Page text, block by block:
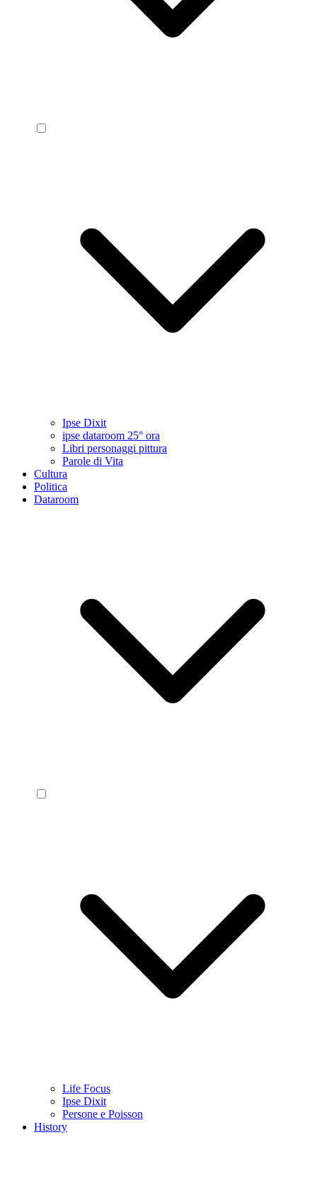
Ipse Dixit
ipse dataroom 25° ora
Libri personaggi pittura
Parole di Vita
Cultura
Politica
Dataroom
Life Focus
Ipse Dixit
Persone e Poisson
History